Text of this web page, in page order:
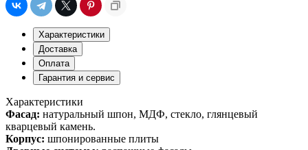
Характеристики
Доставка
Оплата
Гарантия и сервис
Характеристики
Фасад: натуральный шпон, МДФ, стекло, глянцевый
кварцевый камень.
Корпус: шпонированные плиты